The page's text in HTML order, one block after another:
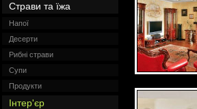
Страви та їжа
Напої
Десерти
Рибні страви
Супи
Продукти
Інтер'єр